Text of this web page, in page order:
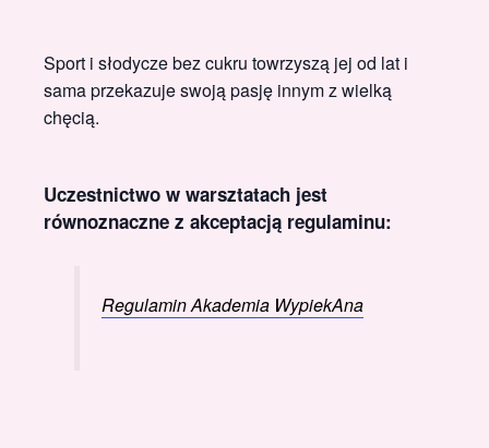
Sport i słodycze bez cukru towrzyszą jej od lat i
sama przekazuje swoją pasję innym z wielką
chęcią.
Uczestnictwo w warsztatach jest
równoznaczne z akceptacją regulaminu:
Regulamin Akademia WypiekAna